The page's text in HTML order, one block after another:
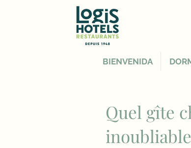
BIENVENIDA
Quel gîte